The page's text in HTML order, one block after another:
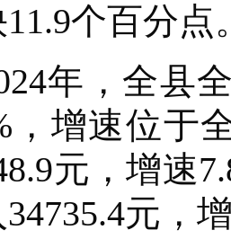
个百分点
，全县全
，增速位于
元，增速
元，